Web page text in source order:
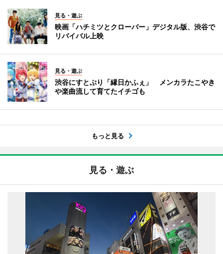
見る・遊ぶ
映画「ハチミツとクローバー」デジタル版、渋谷で
リバイバル上映
見る・遊ぶ
渋谷にすとぷり「縁日かふぇ」 メンカラたこやき
や楽曲流して育てたイチゴも
もっと見る
見る・遊ぶ